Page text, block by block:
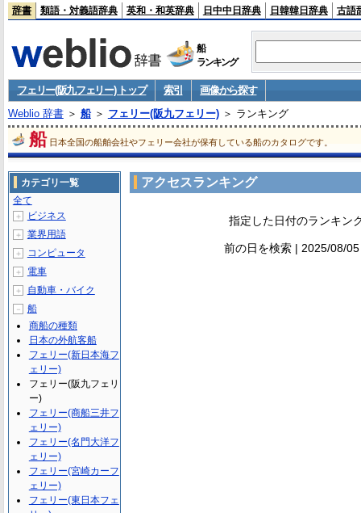
辞書 類語・対義語辞典 英和・和英辞典 日中中日辞典 日韓韓日辞典 古語
船
ランキング
フェリー(阪九フェリー) トップ 索引
画像から探す
Weblio 辞書＞ 船＞ フェリー(阪九フェリー)＞ ランキング
船 日本全国の船舶会社やフェリー会社が保有している船のカタログです。
アクセスランキング
指定した日付のランキン
前の日を検索 | 2025/08/
カテゴリ一覧
全て
＋ ビジネス
＋ 業界用語
＋ コンピュータ
＋ 電車
＋ 自動車・バイク
－
船
商船の種類
日本の外航客船
フェリー(新日本海フ
ェリー)
フェリー(阪九フェリ
ー)
フェリー(商船三井フ
ェリー)
フェリー(名門大洋フ
ェリー)
フェリー(宮崎カーフ
ェリー)
フェリー(東日本フェ